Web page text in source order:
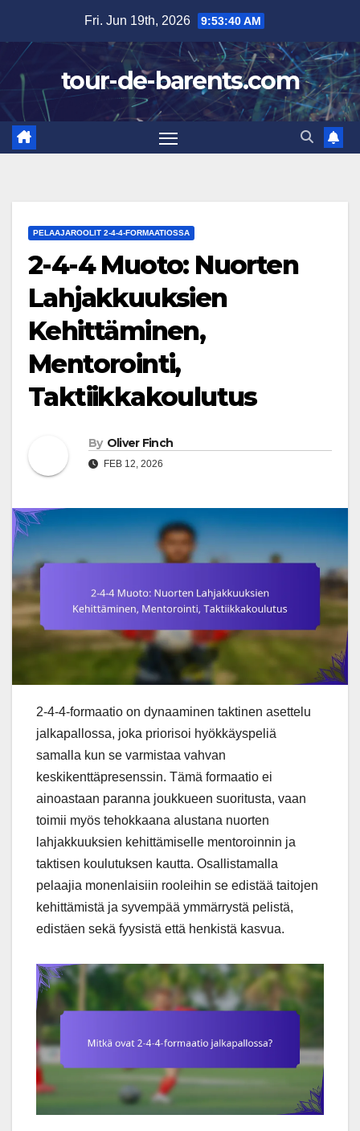
content
Fri. Jun 19th, 2026 9:53:42 AM
tour-de-barents.com
PELAAJAROOLIT 2-4-4-FORMAATIOSSA
2-4-4 Muoto: Nuorten
Lahjakkuuksien
Kehittäminen,
Mentorointi,
Taktiikkakoulutus
By Oliver Finch
FEB 12, 2026
2-4-4-formaatio on dynaaminen taktinen asettelu
jalkapallossa, joka priorisoi hyökkäyspeliä
samalla kun se varmistaa vahvan
keskikenttäpresenssin. Tämä formaatio ei
ainoastaan paranna joukkueen suoritusta, vaan
toimii myös tehokkaana alustana nuorten
lahjakkuuksien kehittämiselle mentoroinnin ja
taktisen koulutuksen kautta. Osallistamalla
pelaajia monenlaisiin rooleihin se edistää taitojen
kehittämistä ja syvempää ymmärrystä pelistä,
edistäen sekä fyysistä että henkistä kasvua.